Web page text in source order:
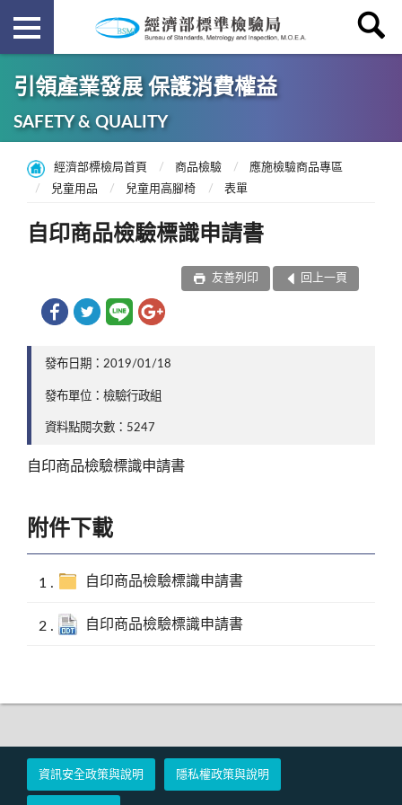
引領產業發展 保護消費權益
SAFETY & QUALITY
經濟部標檢局首頁 商品檢驗
應施檢驗商品專區
兒童用品
兒童用高腳椅 表單
自印商品檢驗標識申請書
回上一頁
友善列印
發布日期：2019/01/18
發布單位：檢驗行政組
資料點閱次數：5247
自印商品檢驗標識申請書
附件下載
自印商品檢驗標識申請書
自印商品檢驗標識申請書
資訊安全政策與說明 隱私權政策與說明